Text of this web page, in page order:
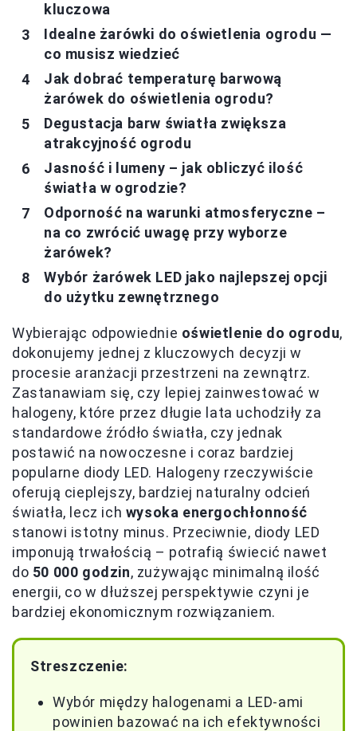
kluczowa
Idealne żarówki do oświetlenia ogrodu —
co musisz wiedzieć
Jak dobrać temperaturę barwową
żarówek do oświetlenia ogrodu?
Degustacja barw światła zwiększa
atrakcyjność ogrodu
Jasność i lumeny – jak obliczyć ilość
światła w ogrodzie?
Odporność na warunki atmosferyczne –
na co zwrócić uwagę przy wyborze
żarówek?
Wybór żarówek LED jako najlepszej opcji
do użytku zewnętrznego
Wybierając odpowiednie oświetlenie do ogrodu,
dokonujemy jednej z kluczowych decyzji w
procesie aranżacji przestrzeni na zewnątrz.
Zastanawiam się, czy lepiej zainwestować w
halogeny, które przez długie lata uchodziły za
standardowe źródło światła, czy jednak
postawić na nowoczesne i coraz bardziej
popularne diody LED. Halogeny rzeczywiście
oferują cieplejszy, bardziej naturalny odcień
światła, lecz ich wysoka energochłonność
stanowi istotny minus. Przeciwnie, diody LED
imponują trwałością – potrafią świecić nawet
do 50 000 godzin, zużywając minimalną ilość
energii, co w dłuższej perspektywie czyni je
bardziej ekonomicznym rozwiązaniem.
Streszczenie:
Wybór między halogenami a LED-ami
powinien bazować na ich efektywności